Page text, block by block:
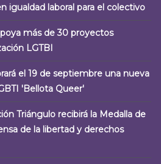
igualdad laboral para el colectivo
más de 30 proyectos
LGTBI
el 19 de septiembre una nueva
'Bellota Queer'
Triángulo recibirá la Medalla de
de la libertad y derechos